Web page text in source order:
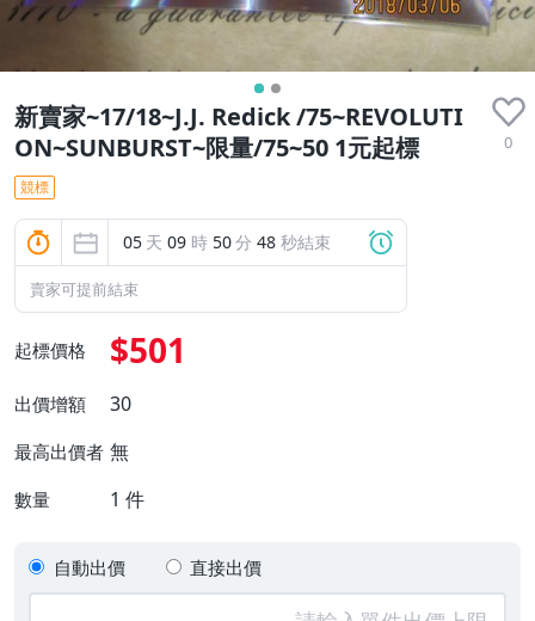
新賣家~17/18~J.J. Redick /75~REVOLUTI
ON~SUNBURST~限量/75~50 1元起標
0
競標
05 天 09 時 50分 46 秒結束
賣家可提前結束
起標價格 $501
出價增額 30
最高出價者 無
數量 1 件
自動出價 直接出價